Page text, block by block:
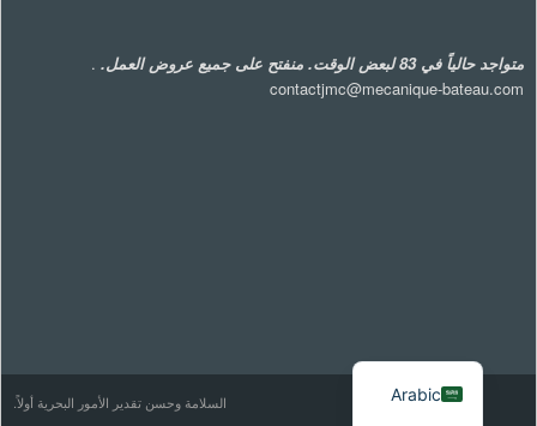
متواجد حالياً في 83 لبعض الوقت. منفتح على جميع عروض العمل.
.
contactjmc@mecanique-bateau.com
السلامة وحسن تقدير الأمور البحرية أولاً. Arabic